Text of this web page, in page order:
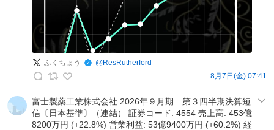
ふ
く
ち
ふくちょう @ResRutherford
8月7日(金) 07:41
富士製薬工業株式会社 2026年９月期 第３四半期決算短
信〔日本基準〕（連結） 証券コード: 4554 売上高: 453億
8200万円 (+22.8%) 営業利益: 53億9400万円 (+60.2%) 経